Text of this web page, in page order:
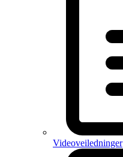
Videoveiledninger